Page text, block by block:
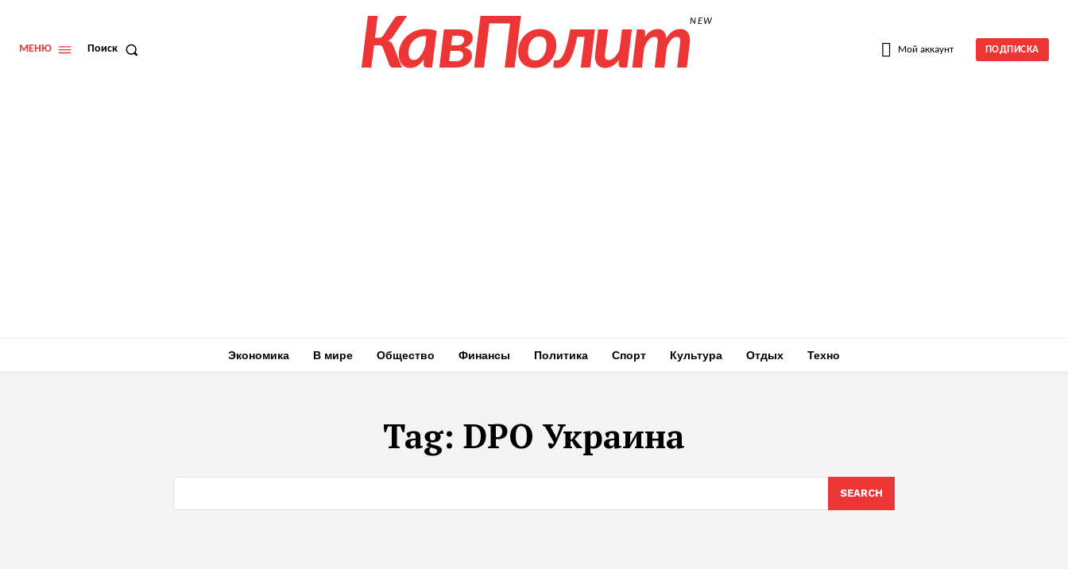
МЕНЮ Поиск КавПолитNEW
Мой аккаунт ПОДПИСКА
Экономика В мире Общество Финансы Политика Спорт Культура Отдых Техно
Tag: DPO Украина
SEARCH